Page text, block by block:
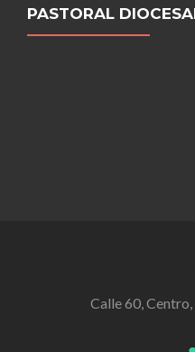
PASTORAL
Calle 60,